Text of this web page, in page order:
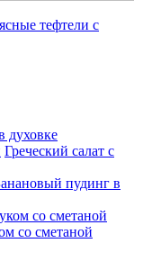
тефтели с
духовке
Греческий салат с
пудинг в
со сметаной